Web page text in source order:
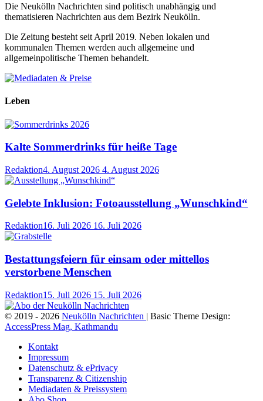
Die Neukölln Nachrichten sind politisch unabhängig und
thematisieren Nachrichten aus dem Bezirk Neukölln.
Die Zeitung besteht seit April 2019. Neben lokalen und
kommunalen Themen werden auch allgemeine und
allgemeinpolitische Themen behandelt.
Leben
Kalte Sommerdrinks für heiße Tage
Redaktion4. August 2026 4. August 2026
Gelebte Inklusion: Fotoausstellung „Wunschkind“
Redaktion16. Juli 2026 16. Juli 2026
Bestattungsfeiern für einsam oder mittellos
verstorbene Menschen
Redaktion15. Juli 2026 15. Juli 2026
© 2019 - 2026 Neukölln Nachrichten | Basic Theme Design:
AccessPress Mag, Kathmandu
Kontakt
Impressum
Datenschutz & ePrivacy
Transparenz & Citizenship
Mediadaten & Preissystem